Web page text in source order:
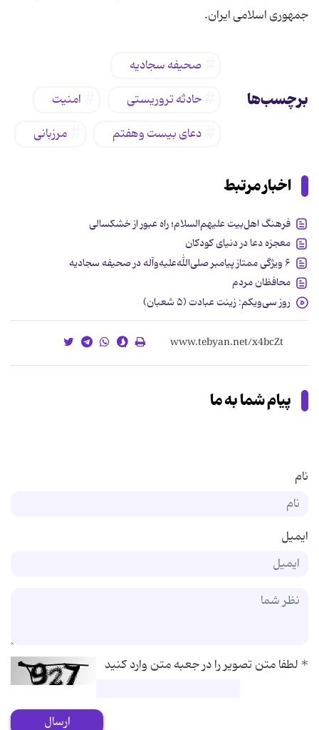
جمهوری اسلامی ایران.
برچسب‌ها
صحیفه سجادیه
حادثه تروریستی
امنیت
دعای بیست وهفتم
مرزبانی
اخبار مرتبط
فرهنگ اهل‌بیت علیهم‌السلام؛ راه عبور از خشکسالی
معجزه دعا در دنیای کودکان
۶ ویژگی ممتاز پیامبر صلی‌الله‌علیه‌وآله‌ در صحیفه سجادیه
محافظان مردم
روز سی‌ویکم: زینت عبادت (۵ شعبان)
پیام شما به ما
نام
ایمیل
*لطفا متن تصویر را در جعبه متن وارد کنید
ارسال